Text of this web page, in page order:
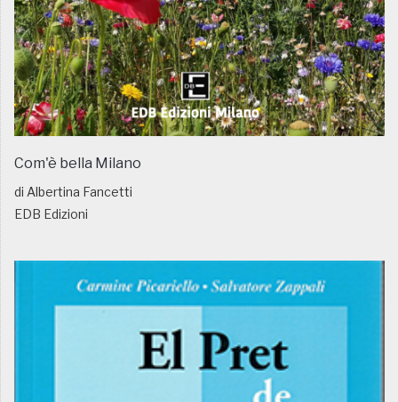
Com'è bella Milano
di Albertina Fancetti
EDB Edizioni